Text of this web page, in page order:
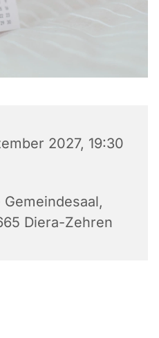
2027, 19:30
Diera-Zehren